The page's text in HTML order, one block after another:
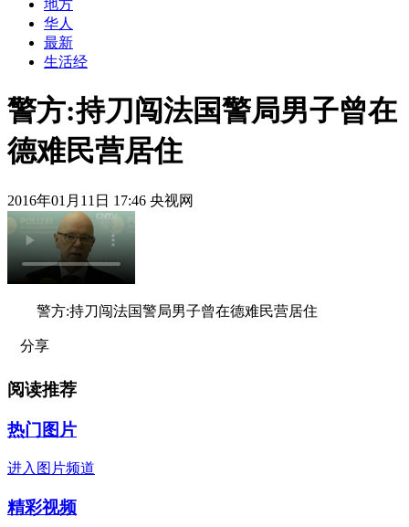
地方
华人
最新
生活经
警方:持刀闯法国警局男子曾在
德难民营居住
2016年01月11日 17:46 央视网
警方:持刀闯法国警局男子曾在德难民营居住
分享
阅读推荐
热门图片
进入图片频道
精彩视频